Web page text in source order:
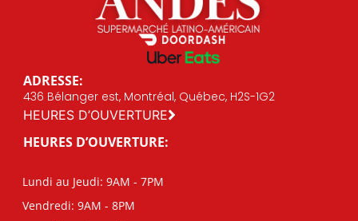
ADRESSE:
436 Bélanger est, Montréal, Québec, H2S-1G2
HEURES D’OUVERTURE
HEURES D’OUVERTURE:
Lundi au Jeudi: 9AM - 7PM
Vendredi: 9AM - 8PM